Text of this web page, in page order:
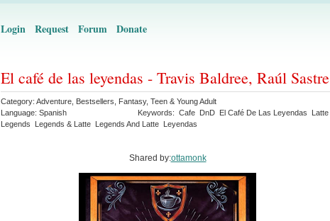
Login Request Forum Donate
El café de las leyendas - Travis Baldree, Raúl Sastre
Category: Adventure Bestsellers Fantasy, Teen & Young Adult
Language: Spanish Keywords: Cafe DnD El Café De Las Leyendas
Latte
Legends
Legends & Latte Legends And Latte Leyendas
Shared by:ottamonk